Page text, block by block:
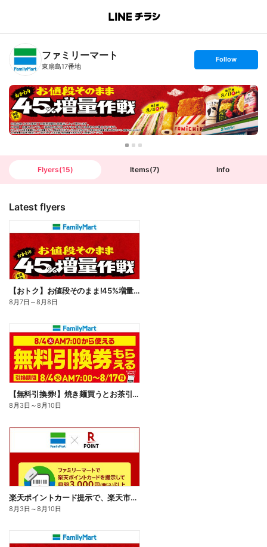
B
n
T
ファミリーマート
東扇島17番地
s
t
o
l
l
o
w
Follow
Flyers(15) Items(7) Info
Latest flyers
【おトク】お値段そのまま!45%増量作戦!
8月7日 ～8月8日
【無料引換券!】焼き麺買うとお茶引換券貰える!
8月3日 ～8月10日
楽天ポイントカード提示で、楽天市場でのお買い物がおトクに!
8月3日 ～8月10日